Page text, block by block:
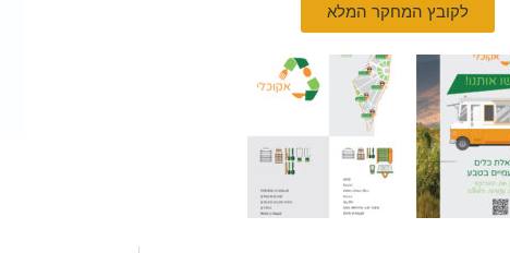
לקובץ המחקר המלא